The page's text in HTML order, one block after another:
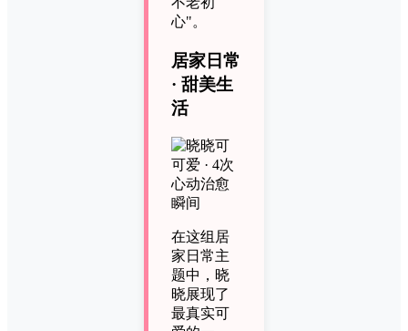
心"。
居家日常
· 甜美生
活
在这组居
家日常主
题中，晓
晓展现了
最真实可